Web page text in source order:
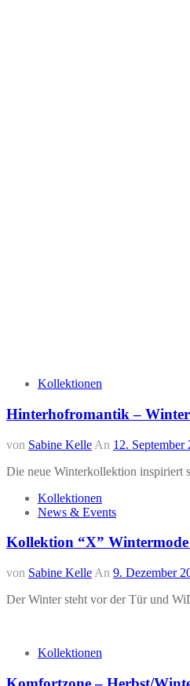
Kollektionen
Hinterhofromantik –
von Sabine Kelle An 12. September
Die neue Winterkollektion inspiriert
Kollektionen
News & Events
Kollektion “X” Wintermode
von Sabine Kelle An 9. Dezember
Der Winter steht vor der Tür und
Kollektionen